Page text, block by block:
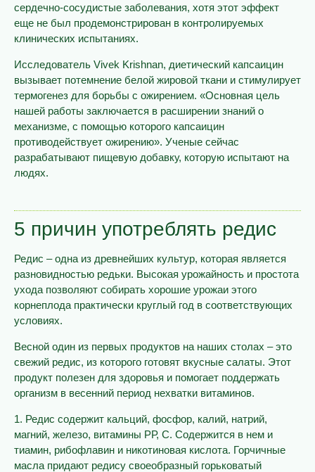
сердечно-сосудистые заболевания, хотя этот эффект
еще не был продемонстрирован в контролируемых
клинических испытаниях.
Исследователь Vivek Krishnan, диетический капсаицин
вызывает потемнение белой жировой ткани и стимулирует
термогенез для борьбы с ожирением. «Основная цель
нашей работы заключается в расширении знаний о
механизме, с помощью которого капсаицин
противодействует ожирению». Ученые сейчас
разрабатывают пищевую добавку, которую испытают на
людях.
5 причин употреблять редис
Редис – одна из древнейших культур, которая является
разновидностью редьки. Высокая урожайность и простота
ухода позволяют собирать хорошие урожаи этого
корнеплода практически круглый год в соответствующих
условиях.
Весной один из первых продуктов на наших столах – это
свежий редис, из которого готовят вкусные салаты. Этот
продукт полезен для здоровья и помогает поддержать
организм в весенний период нехватки витаминов.
1. Редис содержит кальций, фосфор, калий, натрий,
магний, железо, витамины РР, С. Содержится в нем и
тиамин, рибофлавин и никотиновая кислота. Горчичные
масла придают редису своеобразный горьковатый